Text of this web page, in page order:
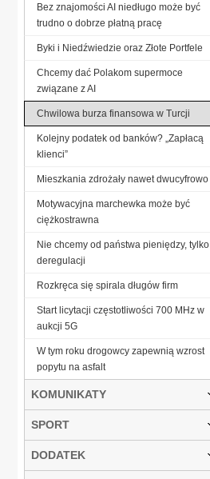
Bez znajomości AI niedługo może być
trudno o dobrze płatną pracę
Byki i Niedźwiedzie oraz Złote Portfele
Chcemy dać Polakom supermoce
związane z AI
Chwilowa burza finansowa w Turcji
Kolejny podatek od banków? „Zapłacą
klienci”
Mieszkania zdrożały nawet dwucyfrowo
Motywacyjna marchewka może być
ciężkostrawna
Nie chcemy od państwa pieniędzy, tylko
deregulacji
Rozkręca się spirala długów firm
Start licytacji częstotliwości 700 MHz w
aukcji 5G
W tym roku drogowcy zapewnią wzrost
popytu na asfalt
KOMUNIKATY
SPORT
DODATEK